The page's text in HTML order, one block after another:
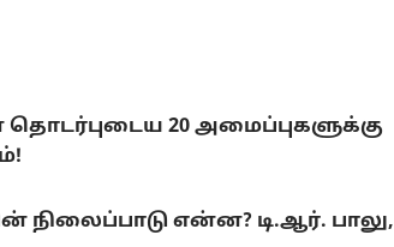
20 அமைப்புகளுக்கு
என்ன? டி.ஆர். பாலு,